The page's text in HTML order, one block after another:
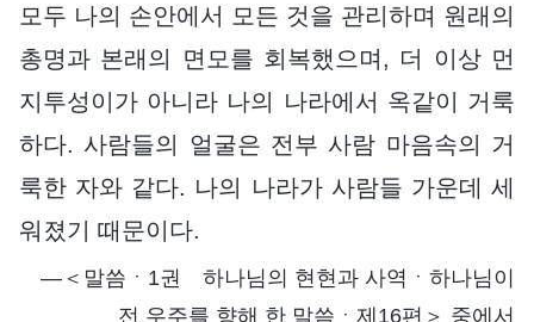
모두 나의 손안에서 모든 것을 관리하며 원래의
총명과 본래의 면모를 회복했으며, 더 이상 먼
지투성이가 아니라 나의 나라에서 옥같이 거룩
하다. 사람들의 얼굴은 전부 사람 마음속의 거
룩한 자와 같다. 나의 나라가 사람들 가운데 세
워졌기 때문이다.
―＜말씀ㆍ1권 하나님의 현현과 사역ㆍ하나님이
전 우주를 향해 한 말씀ㆍ제16편＞ 중에서